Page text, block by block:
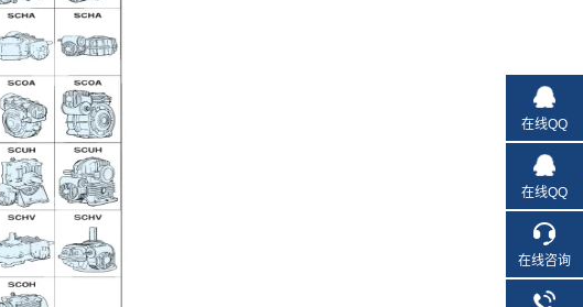
在线QQ
在线QQ
在线咨询